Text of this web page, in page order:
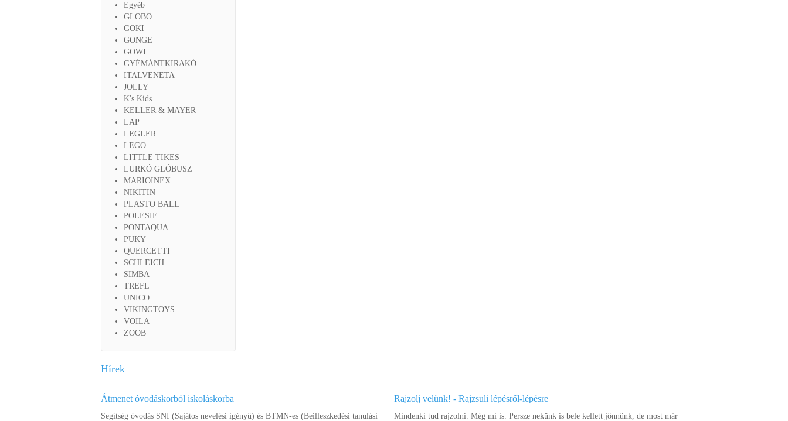
Egyéb
GLOBO
GOKI
GONGE
GOWI
GYÉMÁNTKIRAKÓ
ITALVENETA
JOLLY
K's Kids
KELLER & MAYER
LAP
LEGLER
LEGO
LITTLE TIKES
LURKÓ GLÓBUSZ
MARIOINEX
NIKITIN
PLASTO BALL
POLESIE
PONTAQUA
PUKY
QUERCETTI
SCHLEICH
SIMBA
TREFL
UNICO
VIKINGTOYS
VOILA
ZOOB
Hírek
Átmenet óvodáskorból iskoláskorba
Segítség óvodás SNI (Sajátos nevelési igényű) és BTMN-es (Beilleszkedési tanulási
Rajzolj velünk! - Rajzsuli lépésről-lépésre
Mindenki tud rajzolni. Még mi is. Persze nekünk is bele kellett jönnünk, de most már